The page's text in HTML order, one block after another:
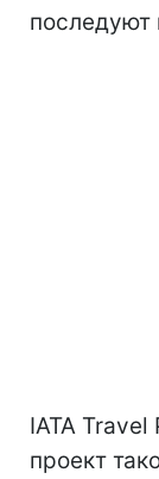
последуют
IATA
проект